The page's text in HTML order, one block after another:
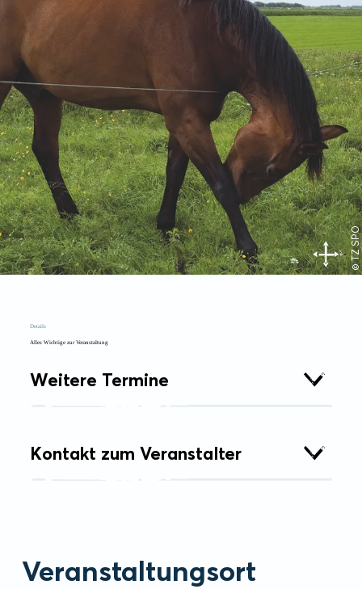
© TZ SPO
Details
Alles Wichtige zur Veranstaltung
Weitere Termine
Kontakt zum Veranstalter
Veranstaltungsort